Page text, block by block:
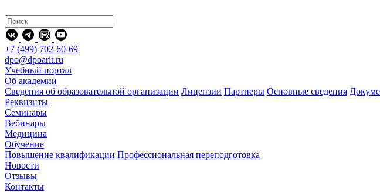
+7 (499) 702-60-69
dpo@dpoarit.ru
Учебный портал
Об академии
Сведения об образовательной организации Лицензии Партнеры Основные сведения
Реквизиты
Семинары
Вебинары
Медицина
Обучение
Повышение квалификации Профессиональная переподготовка
Новости
Отзывы
Контакты